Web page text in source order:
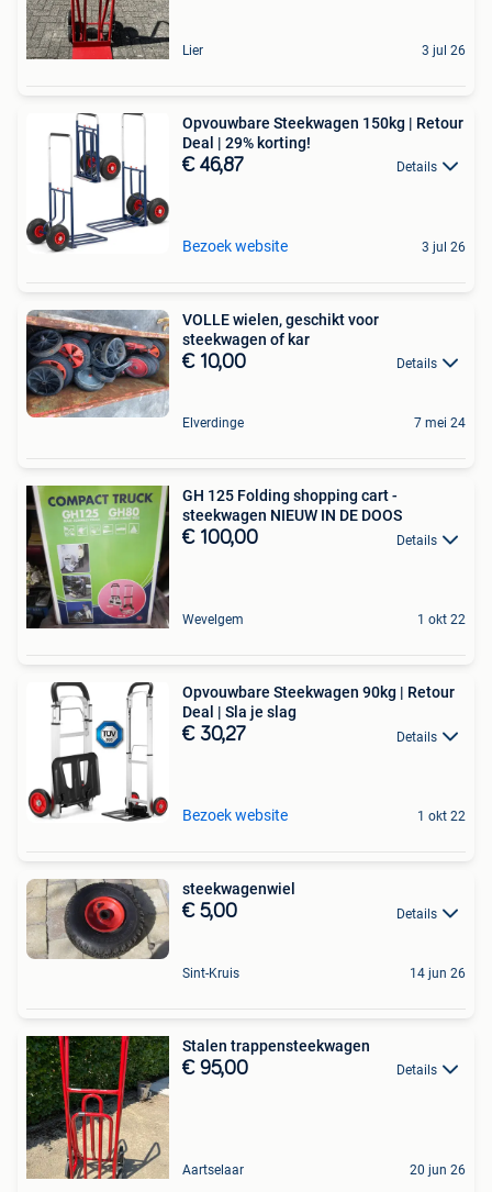
Lier 3 jul 26
Opvouwbare Steekwagen 150kg | Retour
Deal | 29% korting!
€ 46,87 Details
Bezoek website 3 jul 26
VOLLE wielen, geschikt voor
steekwagen of kar
€ 10,00 Details
Elverdinge 7 mei 24
GH 125 Folding shopping cart -
steekwagen NIEUW IN DE DOOS
€ 100,00 Details
Wevelgem 1 okt 22
Opvouwbare Steekwagen 90kg | Retour
Deal | Sla je slag
€ 30,27 Details
Bezoek website 1 okt 22
steekwagenwiel
€ 5,00 Details
Sint-Kruis 14 jun 26
Stalen trappensteekwagen
€ 95,00 Details
Aartselaar 20 jun 26